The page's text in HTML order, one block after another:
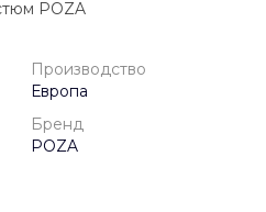
POZA
Производство
Европа
Бренд
POZA